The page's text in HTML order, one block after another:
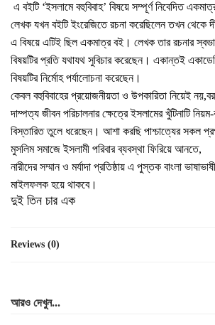
এ বইটি ‘ইসলামে বহুবিবাহ’ বিষয়ে সম্পূর্ণ নিবেদিত
লেখক যখন বইটি ইংরেজিতে রচনা করেছিলেন তখন থেকে
এ বিষয়ে এটিই ছিল একমাত্র বই। লেখক তার রচনার
বিষয়টির প্রতি যথাযথ সুবিচার করেছেন। একান্তই
বিষয়টির নির্মোহ পর্যালোচনা করেছেন।
কেবল বহুবিবাহের প্রয়োজনীয়তা ও উপকারিতা নিয়েই
দাম্পত্য জীবন পরিচালনার ক্ষেত্রে ইসলামের খুঁটিনাটি
বিস্তারিত তুলে ধরেছেন। আশা করছি পাশ্চাত্যের সকল
মুসলিম সমাজে ইসলামী পরিবার ব্যবস্থা ফিরিয়ে আনতে,
নারীদের সম্মান ও মর্যাদা প্রতিষ্ঠায় এ পুস্তক বাংলা
মাইলফলক হয়ে থাকবে।
দুই তিন চার এক
Reviews (0)
আরও দেখুন...